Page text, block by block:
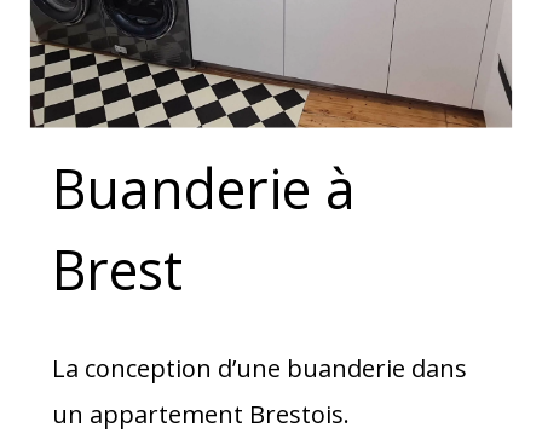
Buanderie à
Brest
La conception d’une buanderie dans
un appartement Brestois.